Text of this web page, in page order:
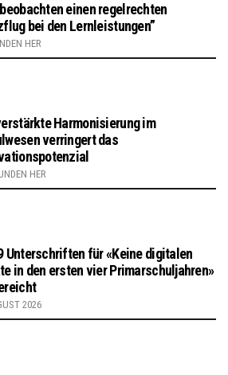
einen regelrechten
bei den Lernleistungen”
HER
Harmonisierung im
verringert das
HER
Unterschriften für «Keine digitalen
in den ersten vier Primarschuljahren»
2026